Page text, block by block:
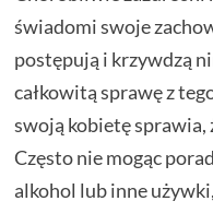
świadomi swoje
postępują i krzywdzą
całkowitą sprawę z
swoją kobietę sprawia,
Często nie mogąc
alkohol lub inne